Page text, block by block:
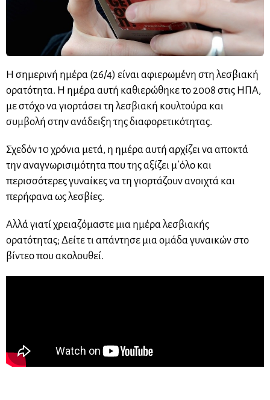
Η σημερινή ημέρα (26/4) είναι αφιερωμένη στη λεσβιακή
ορατότητα. Η ημέρα αυτή καθιερώθηκε το 2008 στις ΗΠΑ,
με στόχο να γιορτάσει τη λεσβιακή κουλτούρα και
συμβολή στην ανάδειξη της διαφορετικότητας.
Σχεδόν 10 χρόνια μετά, η ημέρα αυτή αρχίζει να αποκτά
την αναγνωρισιμότητα που της αξίζει μ΄όλο και
περισσότερες γυναίκες να τη γιορτάζουν ανοιχτά και
περήφανα ως λεσβίες.
Αλλά γιατί χρειαζόμαστε μια ημέρα λεσβιακής
ορατότητας; Δείτε τι απάντησε μια ομάδα γυναικών στο
βίντεο που ακολουθεί.